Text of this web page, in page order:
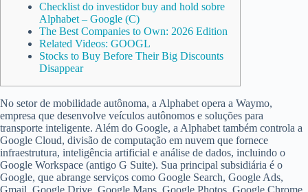
Checklist do investidor buy and hold sobre
Alphabet – Google (C)
The Best Companies to Own: 2026 Edition
Related Videos: GOOGL
Stocks to Buy Before Their Big Discounts
Disappear
No setor de mobilidade autônoma, a Alphabet opera a Waymo,
empresa que desenvolve veículos autônomos e soluções para
transporte inteligente. Além do Google, a Alphabet também controla a
Google Cloud, divisão de computação em nuvem que fornece
infraestrutura, inteligência artificial e análise de dados, incluindo o
Google Workspace (antigo G Suite). Sua principal subsidiária é o
Google, que abrange serviços como Google Search, Google Ads,
Gmail, Google Drive, Google Maps, Google Photos, Google Chrome,